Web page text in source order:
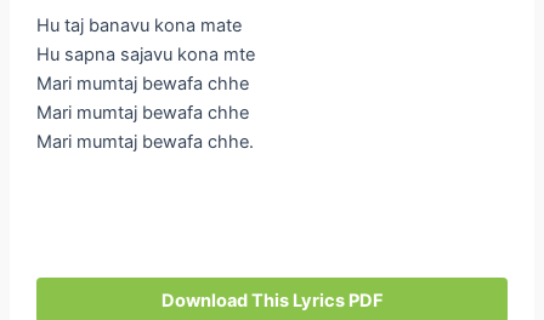
Hu taj banavu kona mate
Hu sapna sajavu kona mte
Mari mumtaj bewafa chhe
Mari mumtaj bewafa chhe
Mari mumtaj bewafa chhe.
Download This Lyrics PDF